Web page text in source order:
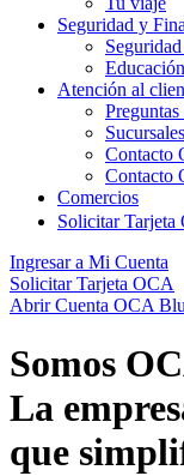
Seguridad y
Atención al
Sucursales
Contacto
Contacto
Comercios
Solicitar Tarjeta
Ingresar a Mi Cuenta
Solicitar Tarjeta OCA
Abrir Cuenta OCA
Somos
La
que